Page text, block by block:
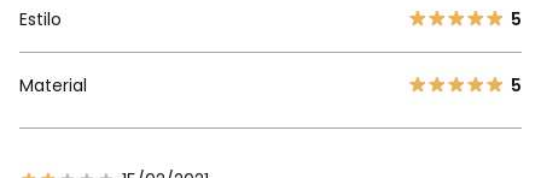
Estilo 5
Material 5